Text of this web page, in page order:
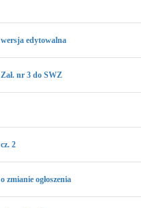
wersja edytowalna
Zał. nr 3 do SWZ
cz. 2
o zmianie ogłoszenia